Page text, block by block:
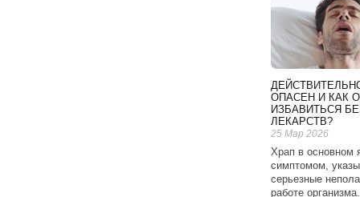
ОПАСЕН И КАК
ИЗБАВИТЬСЯ
ЛЕКАРСТВ?
25 Мар 2026
Храп в основном
симптомом,
серьезные
работе